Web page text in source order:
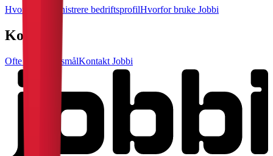
Hvordan administrere bedriftsprofilHvorfor bruke Jobbi
Kontakt
Ofte stilte spørsmålKontakt Jobbi